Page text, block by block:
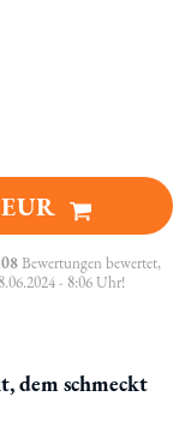
Bewertungen bewertet,
- 8:06 Uhr!
dem schmeckt